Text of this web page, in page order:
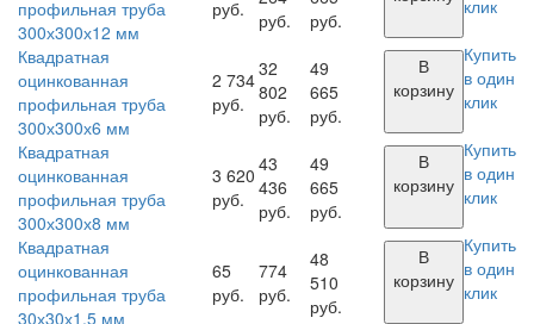
профильная труба
300х300х12 мм
руб.
руб.
руб.
клик
Квадратная
оцинкованная
профильная труба
300х300х6 мм
2 734
руб.
32
802
руб.
49
665
руб.
В
корзину
Купить
в один
клик
Квадратная
оцинкованная
профильная труба
300х300х8 мм
3 620
руб.
43
436
руб.
49
665
руб.
В
корзину
Купить
в один
клик
Квадратная
оцинкованная
профильная труба
30х30х1.5 мм
65
руб.
774
руб.
48
510
руб.
В
корзину
Купить
в один
клик